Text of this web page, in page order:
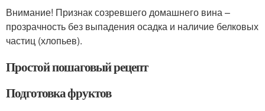
Внимание! Признак созревшего домашнего вина –
прозрачность без выпадения осадка и наличие белковых
частиц (хлопьев).
Простой пошаговый рецепт
Подготовка фруктов